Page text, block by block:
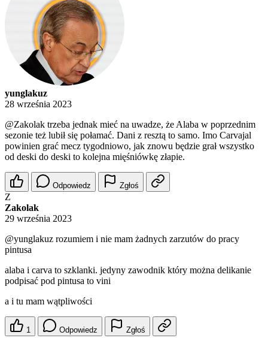
yunglakuz
28 września 2023
@Zakolak trzeba jednak mieć na uwadze, że Alaba w poprzednim
sezonie też lubił się połamać. Dani z resztą to samo. Imo Carvajal
powinien grać mecz tygodniowo, jak znowu będzie grał wszystko
od deski do deski to kolejna mięśniówkę złapie.
Odpowiedz Zgłoś
Z
Zakolak
29 września 2023
@yunglakuz rozumiem i nie mam żadnych zarzutów do pracy
pintusa
alaba i carva to szklanki. jedyny zawodnik który można delikanie
podpisać pod pintusa to vini
a i tu mam wątpliwości
1 Odpowiedz Zgłoś